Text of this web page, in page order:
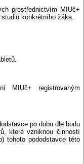
prostřednictvím MIUč+
konkrétního žáka.
MIUč+ registrovaným
po dobu dle bodu
které vzniknou činností
tohoto pododstavce této